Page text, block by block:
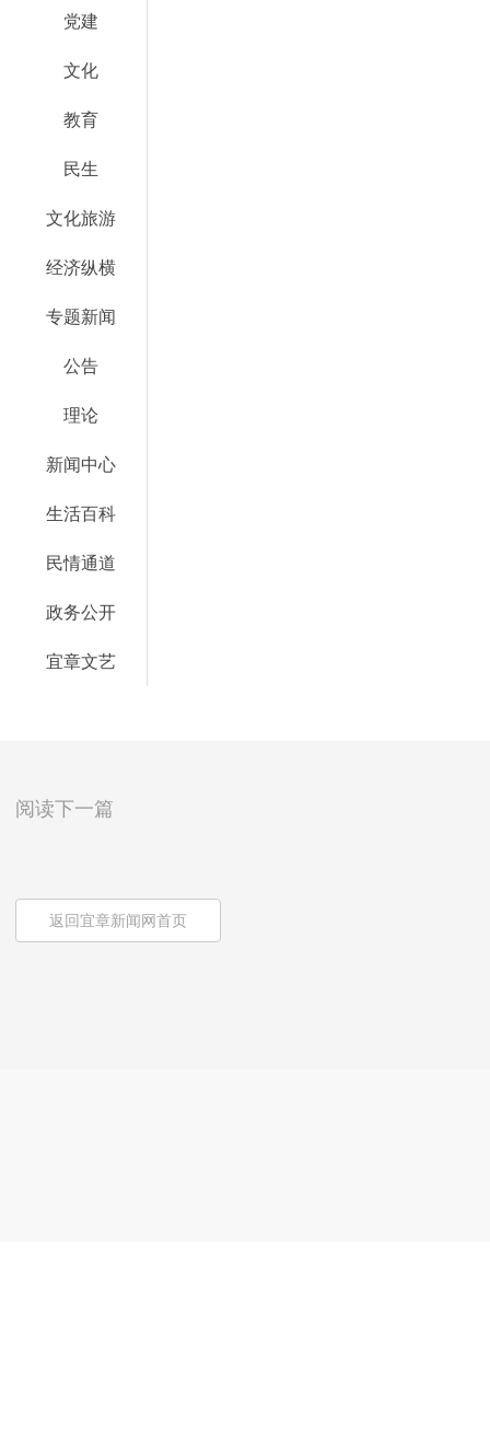
党建
文化
教育
民生
文化旅游
经济纵横
专题新闻
公告
理论
新闻中心
生活百科
民情通道
政务公开
宜章文艺
阅读下一篇
返回宜章新闻网首页